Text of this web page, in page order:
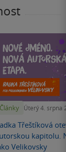
Články Úterý 4. srpna
Třeštíková
kapitolu.
Velikovsky